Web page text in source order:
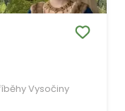
Vysočiny